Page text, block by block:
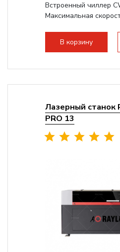
Встроенный чиллер
Максимальная
140мм,...
В корзину
Лазерный станок
PRO 13